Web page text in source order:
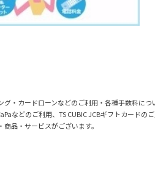
・カードローンなどのご利用・各種手数料につ
などのご利用、TS CUBIC JCBギフトカードの
品・サービスがございます。